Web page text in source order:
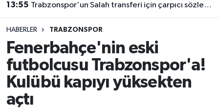
13:55 Trabzonspor'un Salah transferi için çarpıcı sözler! "Bu dünyaya bir mesajdır"
HABERLER TRABZONSPOR
Fenerbahçe'nin eski
futbolcusu Trabzonspor'a!
Kulübü kapıyı yüksekten
açtı
ÖZEL HABER
KAYNAR KAZAN
SİYASET
GÜNDEM
Trabzon Namaz Vakitleri
Trabzon Trafik Yoğunluk Haritası
Süper Lig Puan Durumu ve Fikstür
Tüm Manşetler
Son Dakika Haberleri